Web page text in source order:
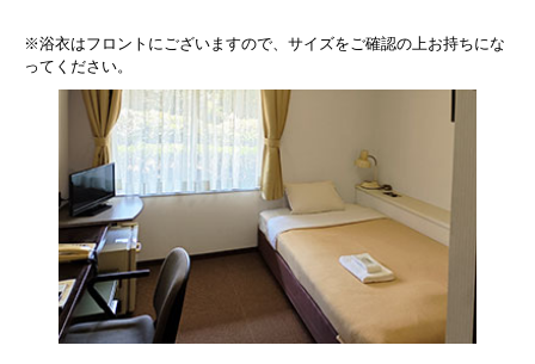
※浴衣はフロントにございますので、サイズをご確認の上お持ちにな
ってください。